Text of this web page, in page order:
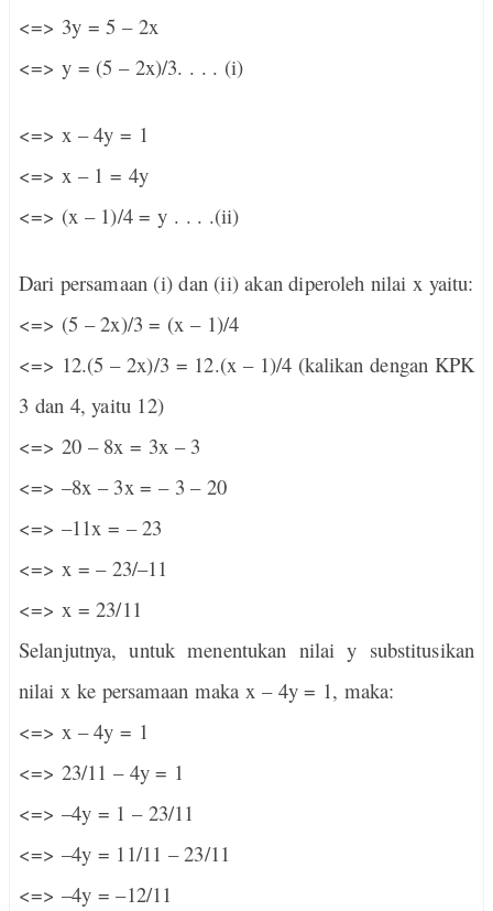
<=> 3y = 5 – 2x
<=> y = (5 – 2x)/3. . . . (i)
<=> x – 4y = 1
<=> x – 1 = 4y
<=> (x – 1)/4 = y . . . .(ii)
Dari persamaan (i) dan (ii) akan diperoleh nilai x yaitu:
<=> (5 – 2x)/3 = (x – 1)/4
<=> 12.(5 – 2x)/3 = 12.(x – 1)/4 (kalikan dengan KPK
3 dan 4, yaitu 12)
<=> 20 – 8x = 3x – 3
<=> –8x – 3x = – 3 – 20
<=> –11x = – 23
<=> x = – 23/–11
<=> x = 23/11
Selanjutnya, untuk menentukan nilai y substitusikan
nilai x ke persamaan maka x – 4y = 1, maka:
<=> x – 4y = 1
<=> 23/11 – 4y = 1
<=> –4y = 1 – 23/11
<=> –4y = 11/11 – 23/11
<=> –4y = –12/11